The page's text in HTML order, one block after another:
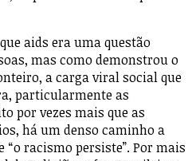
aids era uma questão
mas como demonstrou o
a carga viral social que
particularmente as
por vezes mais que as
há um denso caminho a
racismo persiste”. Por mais